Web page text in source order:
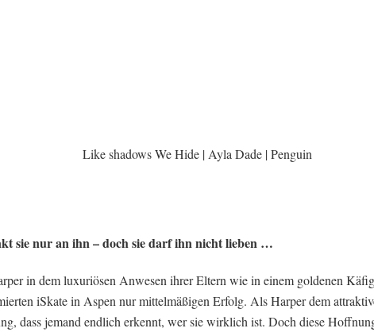
Like shadows We Hide | Ayla Dade | Penguin
sie nur an ihn – doch sie darf ihn nicht lieben …
in dem luxuriösen Anwesen ihrer Eltern wie in einem goldenen
iSkate in Aspen nur mittelmäßigen Erfolg. Als Harper dem
dass jemand endlich erkennt, wer sie wirklich ist. Doch diese